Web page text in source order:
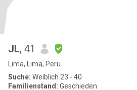
JL, 41
Lima, Lima, Peru
Suche: Weiblich 23 - 40
Familienstand: Geschieden